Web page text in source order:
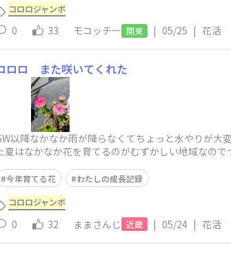
コロロジャンボ
0 33 モコッチー 関東 | 05/25 | 花活
ロロ また咲いてくれた
以降なかなか雨が降らなくてちょっと水やりが
夏はなかなか花を育てるのがむずかしい地域なの
今年育てる花 わたしの成長記録
コロロジャンボ
0 32 ままさんじ 近畿 | 05/24 | 花活